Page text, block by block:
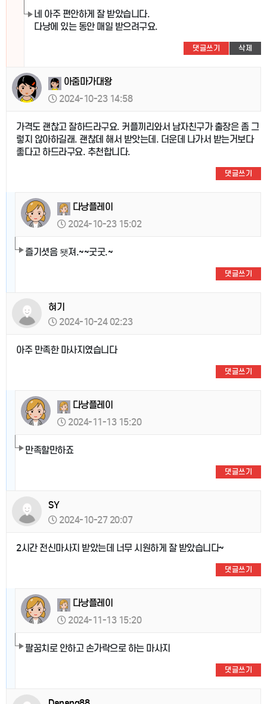
네 아주 편안하게 잘 받았습니다.
다낭에 있는 동안 매일 받으려구요.
댓글쓰기 삭제
아줌마가대왕
2024-10-23 14:58
가격도 괜찮고 잘하드라구요. 커플끼리와서 남자친구가 출장은 좀 그
렇지 않아하길래. 괜찮데 해서 받앗는데. 더운데 나가서 받는거보다
좋다고 하드라구요. 추천합니다.
댓글쓰기
다낭플레이
2024-10-23 15:02
즐기셧음 됏져.~~굿굿.~
댓글쓰기
혀기
2024-10-24 02:23
아주 만족한 마사지였습니다
댓글쓰기
다낭플레이
2024-11-13 15:20
만족할만하죠
댓글쓰기
SY
2024-10-27 20:07
2시간 전신마사지 받았는데 너무 시원하게 잘 받았습니다~
댓글쓰기
다낭플레이
2024-11-13 15:20
팔꿈치로 안하고 손가락으로 하는 마사지
댓글쓰기